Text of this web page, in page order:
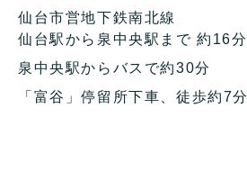
仙台市営地下鉄南北線
仙台駅から泉中央駅まで 約16分
泉中央駅からバスで約30分
「富谷」停留所下車、徒歩約7分